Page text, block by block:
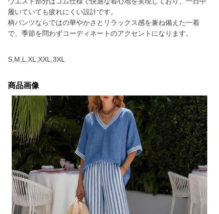
履いていても疲れにくい設計です。
柄パンツならではの華やかさとリラックス感を兼ね備えた一着
で、季節を問わずコーディネートのアクセントになります。
S,M,L,XL,XXL,3XL
商品画像